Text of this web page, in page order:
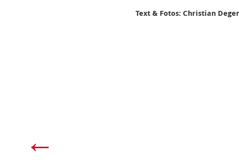
Text & Fotos: Christian